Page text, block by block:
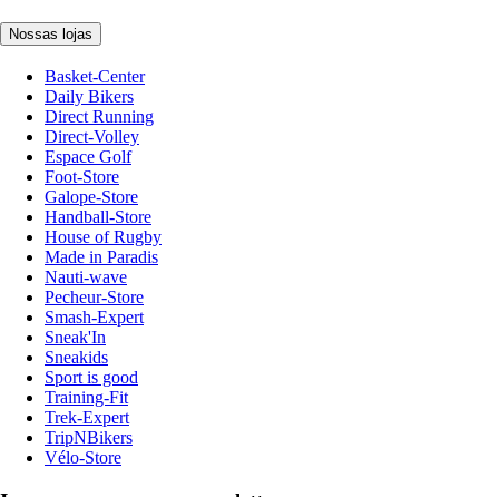
Nossas lojas
Basket-Center
Daily Bikers
Direct Running
Direct-Volley
Espace Golf
Foot-Store
Galope-Store
Handball-Store
House of Rugby
Made in Paradis
Nauti-wave
Pecheur-Store
Smash-Expert
Sneak'In
Sneakids
Sport is good
Training-Fit
Trek-Expert
TripNBikers
Vélo-Store